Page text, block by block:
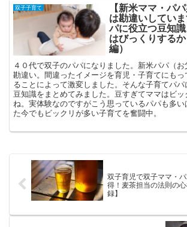
双子子育て 【新米ママ・パ
は勘違いしてい
パに役立つ豆知
はびっくりする
編）
４０代で双子のパパになりました。新米パパ（
勘違い。間違ったイメージを育児・子育てにも
ることによって激変しました。そんな子育てパ
豆知識をまとめてみました。豆すぎてママはビ
ね。実体験なのですがこう思っているパパも多
た今でもビックリが多い子育てを奮闘中。
双子育児で双子ママ・
得！麦茶担当の法則の
録】